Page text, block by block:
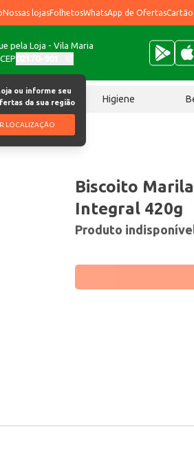
Nossas lojasFolhetosWhatsApp de Ofertas
pela Loja - Vila Maria
ou informe seu
da sua região
LOCALIZAÇÃO
Chocolates Higiene
420g
Biscoito
Integral 420g
Produto